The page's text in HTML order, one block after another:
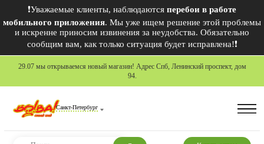
❗Уважаемые клиенты, наблюдаются перебои в работе
мобильного приложения. Мы уже ищем решение этой проблемы
и искренне приносим извинения за неудобства. Обязательно
сообщим вам, как только ситуация будет исправлена!❗
29.07 мы открываемся новый магазин! Адрес Спб, Ленинский проспект, дом
94.
Санкт-Петербург